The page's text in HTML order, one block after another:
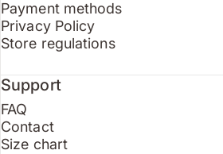
Payment methods
Privacy Policy
Store regulations
Support
FAQ
Contact
Size chart